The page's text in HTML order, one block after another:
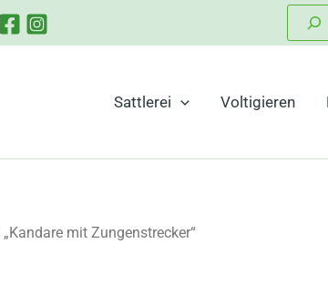
Sattlerei Voltigieren
mit Zungenstrecker“